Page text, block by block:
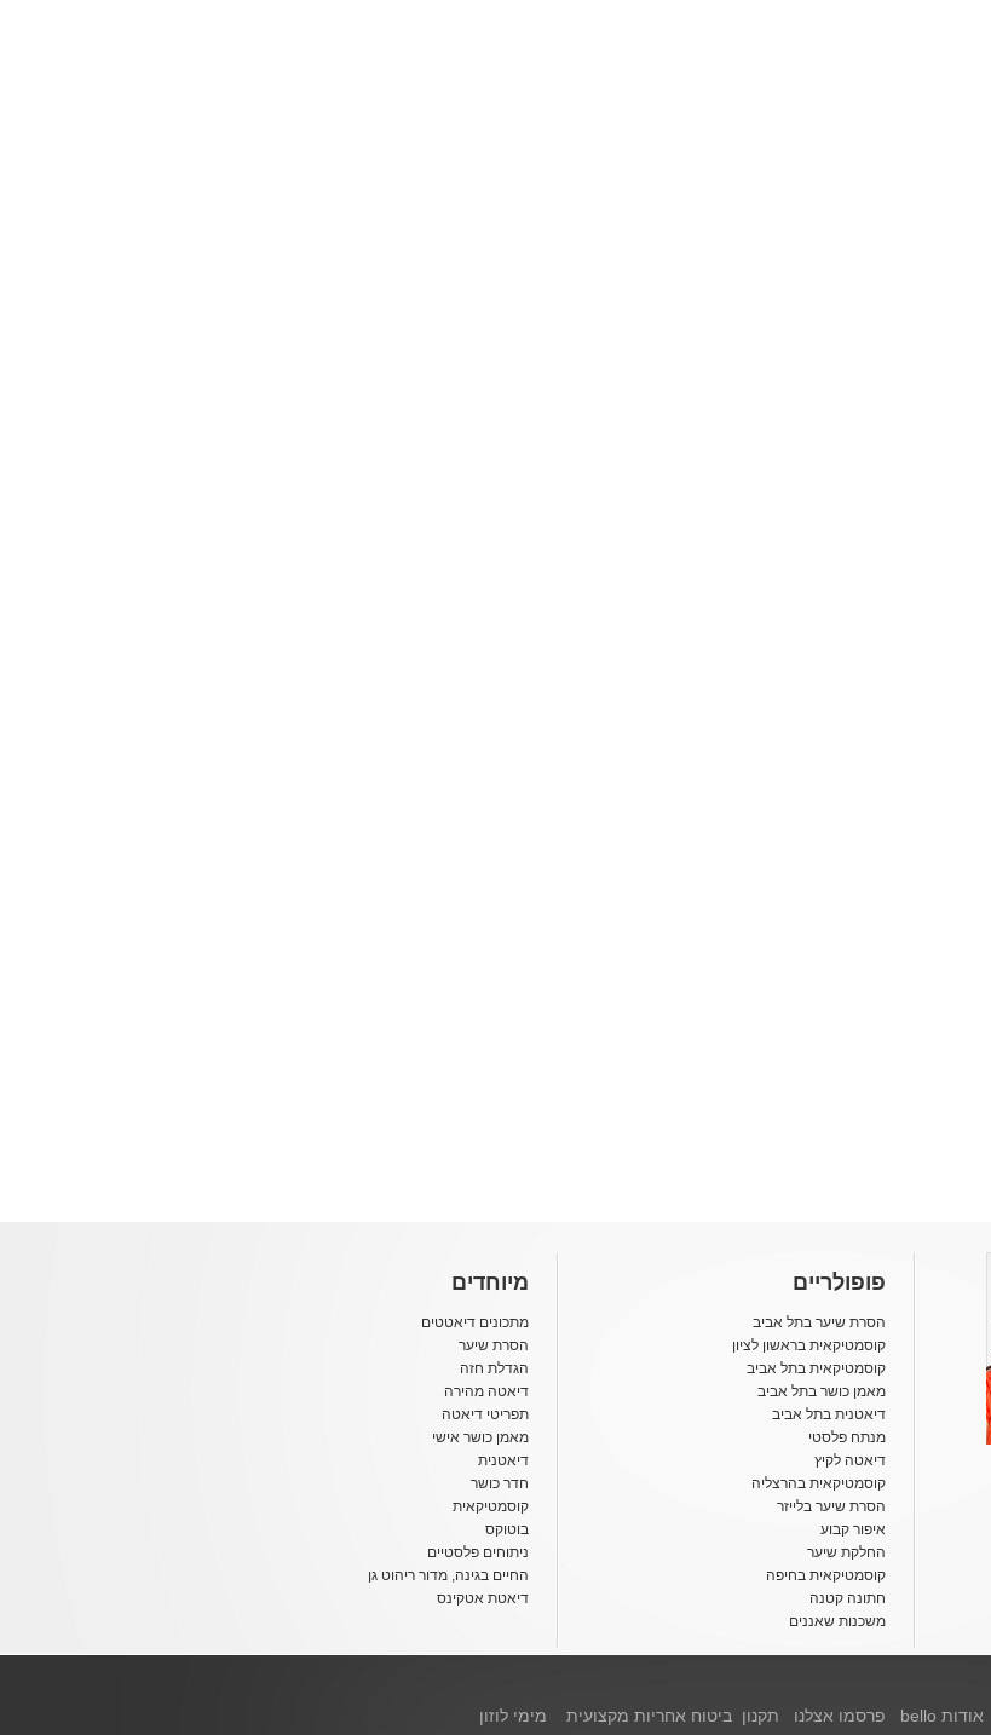
פופולריים
הסרת שיער בתל אביב
קוסמטיקאית בראשון לציון
קוסמטיקאית בתל אביב
מאמן כושר בתל אביב
דיאטנית בתל אביב
מנתח פלסטי
דיאטה לקיץ
קוסמטיקאית בהרצליה
הסרת שיער בלייזר
איפור קבוע
החלקת שיער
קוסמטיקאית בחיפה
חתונה קטנה
משכנות שאננים
מיוחדים
מתכונים דיאטטים
הסרת שיער
הגדלת חזה
דיאטה מהירה
תפריטי דיאטה
מאמן כושר אישי
דיאטנית
חדר כושר
קוסמטיקאית
בוטוקס
ניתוחים פלסטיים
החיים בגינה, מדור ריהוט גן
דיאטת אטקינס
אודות bello פרסמו אצלנו תקנון ביטוח אחריות מקצועית מימי לוזון